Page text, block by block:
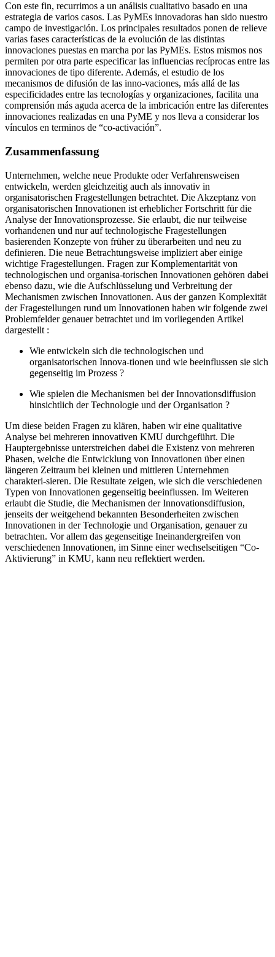
Con este fin, recurrimos a un análisis cualitativo basado en una
estrategia de varios casos. Las PyMEs innovadoras han sido nuestro
campo de investigación. Los principales resultados ponen de relieve
varias fases características de la evolución de las distintas
innovaciones puestas en marcha por las PyMEs. Estos mismos nos
permiten por otra parte especificar las influencias recíprocas entre las
innovaciones de tipo diferente. Además, el estudio de los
mecanismos de difusión de las inno-vaciones, más allá de las
especificidades entre las tecnologías y organizaciones, facilita una
comprensión más aguda acerca de la imbricación entre las diferentes
innovaciones realizadas en una PyME y nos lleva a considerar los
vínculos en terminos de “co-activación”.
Zusammenfassung
Unternehmen, welche neue Produkte oder Verfahrensweisen
entwickeln, werden gleichzeitig auch als innovativ in
organisatorischen Fragestellungen betrachtet. Die Akzeptanz von
organisatorischen Innovationen ist erheblicher Fortschritt für die
Analyse der Innovationsprozesse. Sie erlaubt, die nur teilweise
vorhandenen und nur auf technologische Fragestellungen
basierenden Konzepte von früher zu überarbeiten und neu zu
definieren. Die neue Betrachtungsweise impliziert aber einige
wichtige Fragestellungen. Fragen zur Komplementarität von
technologischen und organisa-torischen Innovationen gehören dabei
ebenso dazu, wie die Aufschlüsselung und Verbreitung der
Mechanismen zwischen Innovationen. Aus der ganzen Komplexität
der Fragestellungen rund um Innovationen haben wir folgende zwei
Problemfelder genauer betrachtet und im vorliegenden Artikel
dargestellt :
Wie entwickeln sich die technologischen und
organisatorischen Innova-tionen und wie beeinflussen sie sich
gegenseitig im Prozess ?
Wie spielen die Mechanismen bei der Innovationsdiffusion
hinsichtlich der Technologie und der Organisation ?
Um diese beiden Fragen zu klären, haben wir eine qualitative
Analyse bei mehreren innovativen KMU durchgeführt. Die
Hauptergebnisse unterstreichen dabei die Existenz von mehreren
Phasen, welche die Entwicklung von Innovationen über einen
längeren Zeitraum bei kleinen und mittleren Unternehmen
charakteri-sieren. Die Resultate zeigen, wie sich die verschiedenen
Typen von Innovationen gegenseitig beeinflussen. Im Weiteren
erlaubt die Studie, die Mechanismen der Innovationsdiffusion,
jenseits der weitgehend bekannten Besonderheiten zwischen
Innovationen in der Technologie und Organisation, genauer zu
betrachten. Vor allem das gegenseitige Ineinandergreifen von
verschiedenen Innovationen, im Sinne einer wechselseitigen “Co-
Aktivierung” in KMU, kann neu reflektiert werden.